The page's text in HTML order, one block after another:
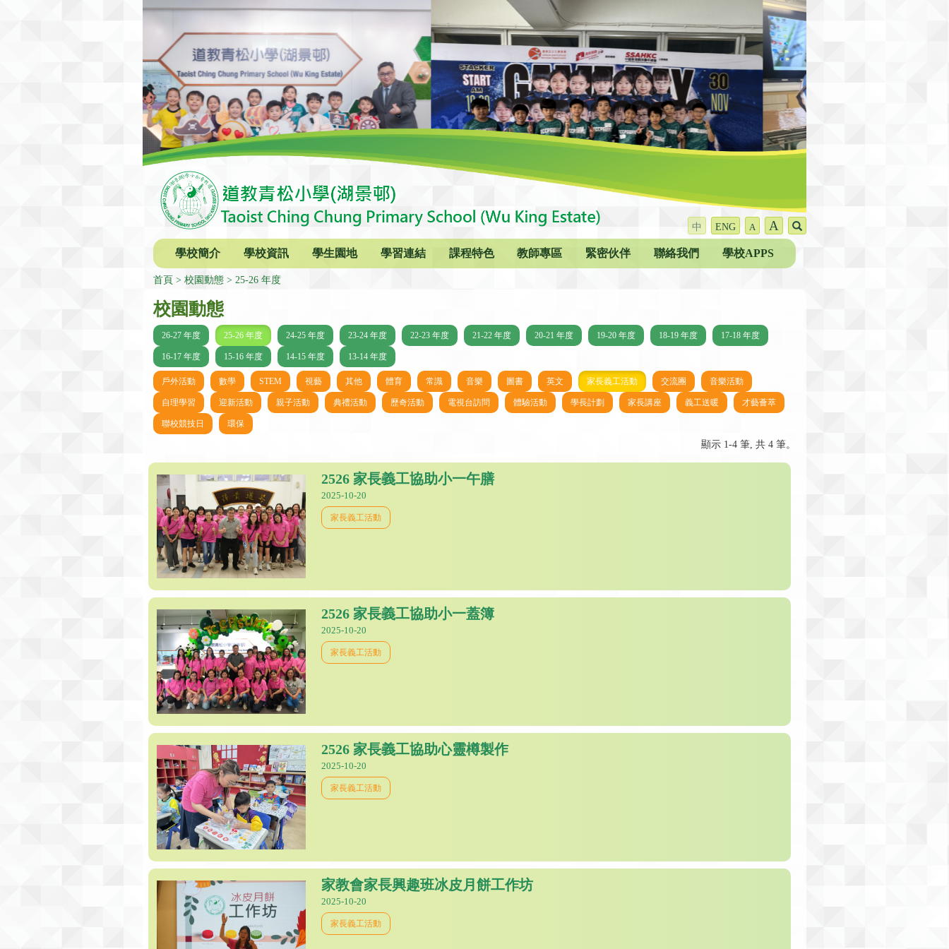
中 ENG A A
學校簡介 學校資訊 學生園地 學習連結 課程特色 教師專區 緊密伙伴 聯絡我們 學校APPS
首頁 校園動態 25-26 年度
校園動態
26-27 年度 25-26 年度 24-25 年度 23-24 年度 22-23 年度 21-22 年度 20-21 年度 19-20 年度 18-19 年度 17-18 年度
16-17 年度 15-16 年度 14-15 年度 13-14 年度
戶外活動 數學 STEM 視藝 其他 體育 常識 音樂 圖書 英文 家長義工活動 交流團 音樂活動
自理學習 迎新活動 親子活動 典禮活動 歷奇活動 電視台訪問 體驗活動 學長計劃 家長講座 義工送暖 才藝薈萃
聯校競技日 環保
顯示 1-4 筆, 共 4 筆。
2526 家長義工協助小一午膳
2025-10-20
家長義工活動
2526 家長義工協助小一蓋簿
2025-10-20
家長義工活動
2526 家長義工協助心靈樽製作
2025-10-20
家長義工活動
家教會家長興趣班冰皮月餅工作坊
2025-10-20
家長義工活動